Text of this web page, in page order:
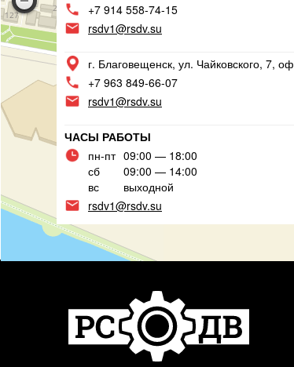
+7 914 558-74-15
rsdv1@rsdv.su
г. Благовещенск, ул. Чайковского, 7,
+7 963 849-66-07
rsdv1@rsdv.su
ЧАСЫ РАБОТЫ
пн-пт 09:00 — 18:00
сб
09:00 — 14:00
вс
выходной
rsdv1@rsdv.su